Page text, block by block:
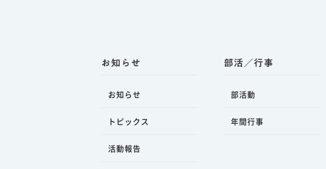
お知らせ
お知らせ
トピックス
活動報告
部活／行事
部活動
年間行事